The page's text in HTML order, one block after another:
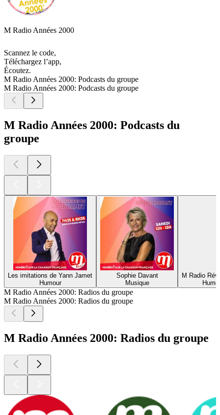
M Radio Années 2000
Scannez le code,
Téléchargez l’app,
Écoutez.
M Radio Années 2000: Podcasts du groupe
M Radio Années 2000: Podcasts du groupe
M Radio Années 2000: Podcasts du
groupe
Les imitations de Yann Jamet
Humour
Sophie Davant
Musique
M Radio
M Radio Années 2000: Radios du groupe
M Radio Années 2000: Radios du groupe
M Radio Années 2000: Radios du groupe